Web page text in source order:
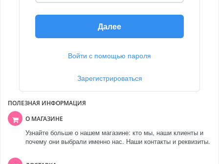
Далее
Войти с помощью пароля
Зарегистрироваться
ПОЛЕЗНАЯ ИНФОРМАЦИЯ
О МАГАЗИНЕ
Узнайте больше о нашем магазине: кто мы, наши клиенты и
почему они выбрали именно нас. Наши контакты и реквизиты.